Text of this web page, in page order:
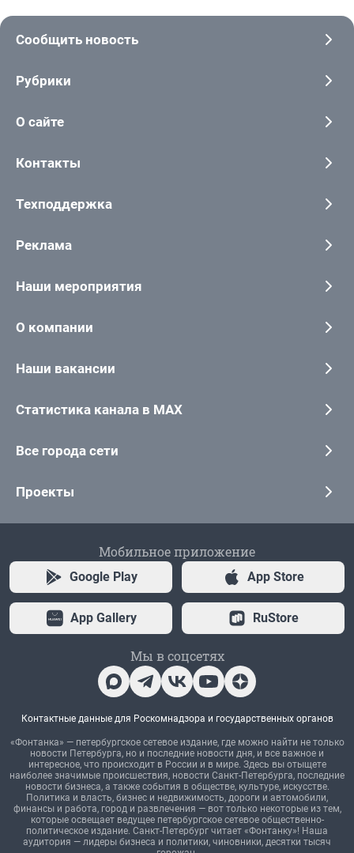
Сообщить новость
Рубрики
О сайте
Контакты
Техподдержка
Реклама
Наши мероприятия
О компании
Наши вакансии
Статистика канала в MAX
Все города сети
Проекты
Мобильное приложение
Google Play App Store
App Gallery RuStore
Мы в соцсетях
Контактные данные для Роскомнадзора и государственных органов
«Фонтанка» — петербургское сетевое издание, где можно найти не только
новости Петербурга, но и последние новости дня, и все важное и
интересное, что происходит в России и в мире. Здесь вы отыщете
наиболее значимые происшествия, новости Санкт-Петербурга, последние
новости бизнеса, а также события в обществе, культуре, искусстве.
Политика и власть, бизнес и недвижимость, дороги и автомобили,
финансы и работа, город и развлечения — вот только некоторые из тем,
которые освещает ведущее петербургское сетевое общественно-
политическое издание. Санкт-Петербург читает «Фонтанку»! Наша
аудитория — лидеры бизнеса и политики, чиновники, десятки тысяч